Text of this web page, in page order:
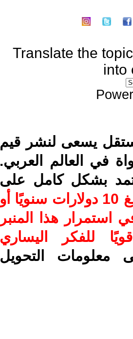
Translate the topic
into
يسعى لنشر قيم
في العالم العربي.
بشكل كامل على
ساهم/ي معنا! بدعمكم بمبلغ 10 دولارات سنويًا أو
استمرار هذا المنبر
للفكر اليساري
معلومات التحويل